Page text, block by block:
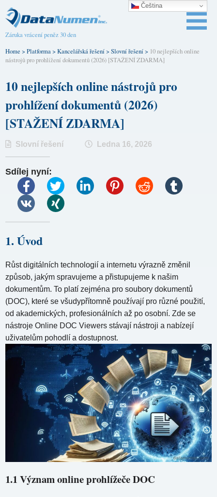
Záruka vrácení peněz 30 den
Home >Platforma>Kancelářská řešení>Slovní řešení> 10 nejlepších online
nástrojů pro prohlížení dokumentů (2026) [STAŽENÍ ZDARMA]
10 nejlepších online nástrojů pro
prohlížení dokumentů (2026)
[STAŽENÍ ZDARMA]
Slovní řešení Ledna 16, 2026
Sdílej nyní:
1. Úvod
Růst digitálních technologií a internetu výrazně změnil
způsob, jakým spravujeme a přistupujeme k našim
dokumentům. To platí zejména pro soubory dokumentů
(DOC), které se všudypřítomně používají pro různé použití,
od akademických, profesionálních až po osobní. Zde se
nástroje Online DOC Viewers stávají nástroji a nabízejí
uživatelům pohodlí a dostupnost.
1.1 Význam online prohlížeče DOC
Čeština‎